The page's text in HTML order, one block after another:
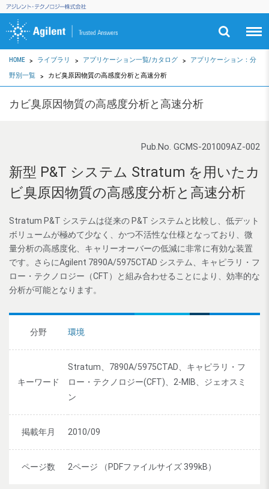
HOME ライブラリ アプリケーション一覧/カタログ
アプリケーション：分
野別一覧
カビ臭原因物質の高感度分析と高速分析
カビ臭原因物質の高感度分析と高速分析
Pub.No. GCMS-201009AZ-002
新型 P&T システム Stratum を用いたカ
ビ臭原因物質の高感度分析と高速分析
Stratum P&T システムは従来の P&T システムと比較し、低デット
ボリュームが極めて少なく、かつ不活性な仕様となっており、微
量分析の高感度化、キャリーオーバーの低減に非常に有効な装置
です。さらにAgilent 7890A/5975CTAD システム、キャピラリ・フ
ロー・テクノロジー（CFT）と組み合わせることにより、効率的な
分析が可能となります。
分野 環境
キーワード
Stratum、7890A/5975CTAD、キャピラリ・フ
ロー・テクノロジー(CFT)、2-MIB、ジェオスミ
ン
掲載年月 2010/09
ページ数 2ページ （PDFファイルサイズ 399kB）